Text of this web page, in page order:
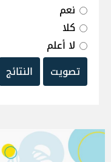
نعم
كلا
لا أعلم
تصويت
النتائج